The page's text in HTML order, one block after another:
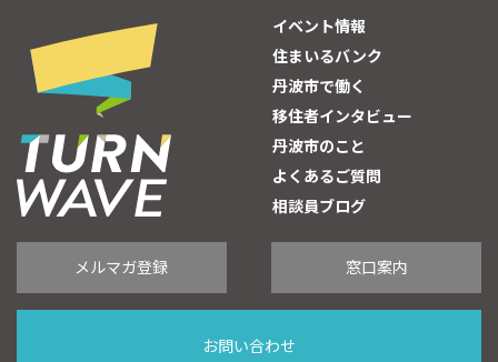
イベント情報
住まいるバンク
丹波市で働く
移住者インタビュー
丹波市のこと
よくあるご質問
相談員ブログ
メルマガ登録 窓口案内
お問い合わせ